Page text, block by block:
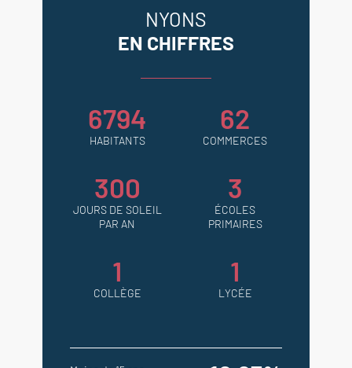
NYONS
EN CHIFFRES
6794
HABITANTS
62
COMMERCES
300
JOURS DE SOLEIL
PAR AN
3
ÉCOLES
PRIMAIRES
1
COLLÈGE
1
LYCÉE